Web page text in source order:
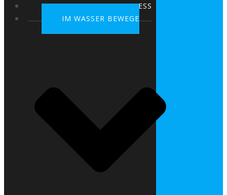
STARTSEITE DK-WELLNESS
IM WASSER BEWEGE